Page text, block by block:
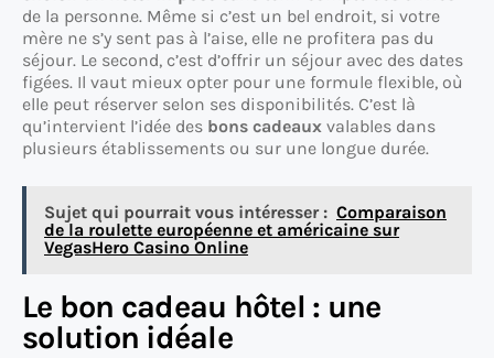
de la personne. Même si c’est un bel endroit, si votre
mère ne s’y sent pas à l’aise, elle ne profitera pas du
séjour. Le second, c’est d’offrir un séjour avec des dates
figées. Il vaut mieux opter pour une formule flexible, où
elle peut réserver selon ses disponibilités. C’est là
qu’intervient l’idée des bons cadeaux valables dans
plusieurs établissements ou sur une longue durée.
Sujet qui pourrait vous intéresser : Comparaison
de la roulette européenne et américaine sur
VegasHero Casino Online
Le bon cadeau hôtel : une
solution idéale